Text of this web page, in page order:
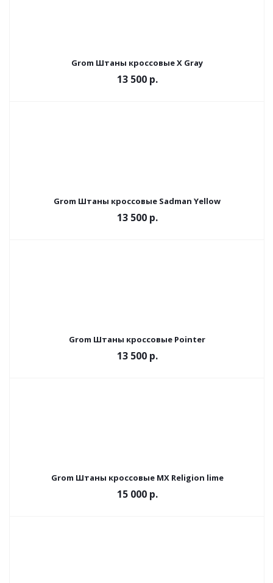
Grom Штаны кроссовые X Gray
13 500 р.
Grom Штаны кроссовые Sadman Yellow
13 500 р.
Grom Штаны кроссовые Pointer
13 500 р.
Grom Штаны кроссовые MX Religion lime
15 000 р.